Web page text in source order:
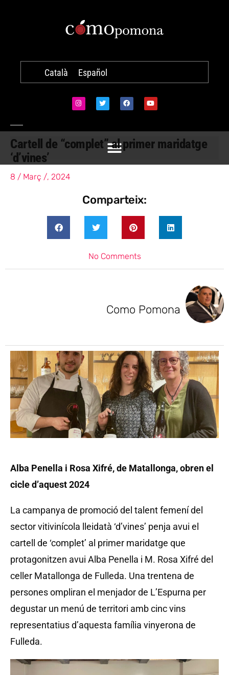
Català Español
Cartell de “complet” al primer maridatge
‘d’vines’
8 / Març /, 2024
Comparteix:
No Comments
Como Pomona
Alba Penella i Rosa Xifré, de Matallonga, obren el
cicle d’aquest 2024
La campanya de promoció del talent femení del
sector vitivinícola lleidatà ‘d’vines’ penja avui el
cartell de ‘complet’ al primer maridatge que
protagonitzen avui Alba Penella i M. Rosa Xifré del
celler Matallonga de Fulleda. Una trentena de
persones ompliran el menjador de L’Espurna per
degustar un menú de territori amb cinc vins
representatius d’aquesta família vinyerona de
Fulleda.